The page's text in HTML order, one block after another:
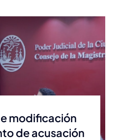
modificación
de acusación